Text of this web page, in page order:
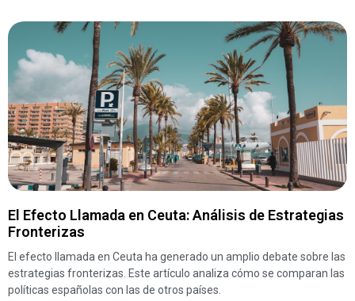
El Efecto Llamada en Ceuta: Análisis de Estrategias
Fronterizas
El efecto llamada en Ceuta ha generado un amplio debate sobre las
estrategias fronterizas. Este artículo analiza cómo se comparan las
políticas españolas con las de otros países.